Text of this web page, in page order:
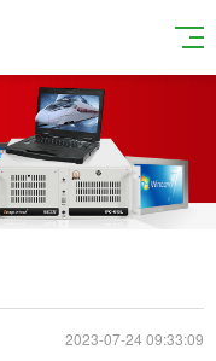
2023-07-24 09:33:09